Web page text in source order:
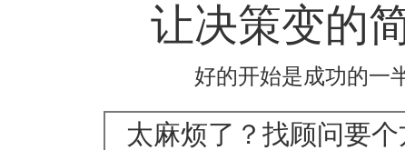
让决策变的
好的开始是成功的一
太麻烦了？找顾问要